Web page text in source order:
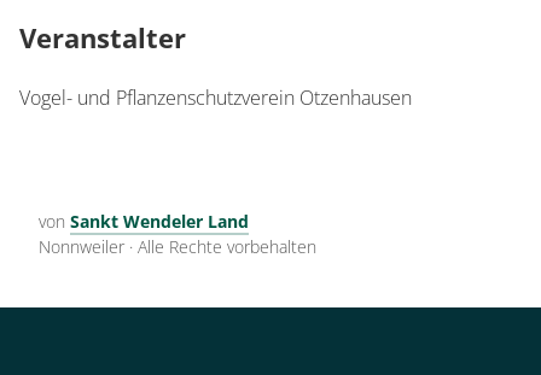
Veranstalter
Vogel- und Pflanzenschutzverein Otzenhausen
von Sankt Wendeler Land
Nonnweiler · Alle Rechte vorbehalten